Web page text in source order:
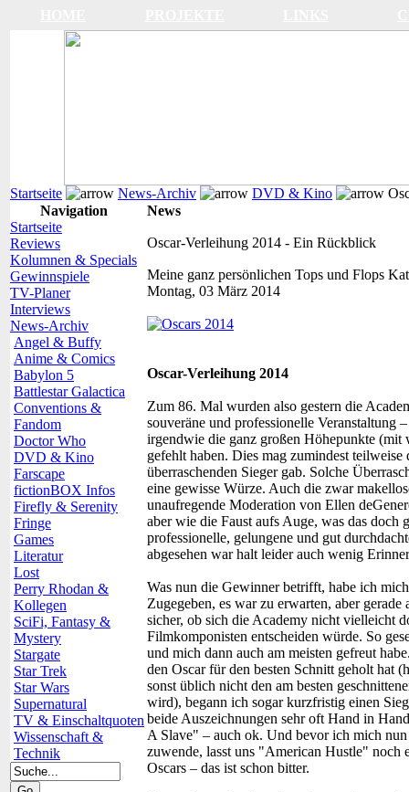
Startseite News-Archiv DVD & Kino
Navigation
Startseite
Reviews
Kolumnen & Specials
Gewinnspiele
TV-Planer
Interviews
News-Archiv
Angel & Buffy
Anime & Comics
Babylon 5
Battlestar Galactica
Conventions &
Fandom
Doctor Who
DVD & Kino
Farscape
fictionBOX Infos
Firefly & Serenity
Fringe
Games
Literatur
Lost
Perry Rhodan &
Kollegen
SciFi, Fantasy &
Mystery
Stargate
Star Trek
Star Wars
Supernatural
TV & Einschaltquoten
Wissenschaft &
Technik
News
Oscar-Verleihung 2014 - Ein Rückblick
Meine ganz persönlichen Tops und Flops
Montag, 03 März 2014
Oscar-Verleihung 2014
Zum 86. Mal wurden also gestern die
souveräne und professionelle Veranstaltung
irgendwie die ganz großen Höhepunkte
gefehlt haben. Dies mag zumindest
überraschenden Sieger gab. Solche
eine gewisse Würze. Auch die zwar
unaufregende Moderation von Ellen
aber wie die Faust aufs Auge, was das doch
professionelle, gelungene und gut
abgesehen war halt leider auch wenig
Was nun die Gewinner betrifft, habe ich
Zugegeben, es war zu erwarten, aber
sicher, ob sich die Academy nicht vielleicht
Filmkomponisten entscheiden würde. So
und mich dann auch am meisten gefreut
den Oscar für den besten Schnitt geholt hat
sonst üblich nicht den am besten
wird), begann ich sogar kurzfristig einen
beide Auszeichnungen sehr oft Hand in
A Slave" – auch ok. Und bevor ich mich
zuwende, lasst uns "American Hustle"
Oscars – das ist schon bitter.